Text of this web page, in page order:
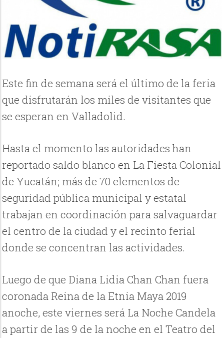
Este fin de semana será el último de la feria
que disfrutarán los miles de visitantes que
se esperan en Valladolid.
Hasta el momento las autoridades han
reportado saldo blanco en La Fiesta Colonial
de Yucatán; más de 70 elementos de
seguridad pública municipal y estatal
trabajan en coordinación para salvaguardar
el centro de la ciudad y el recinto ferial
donde se concentran las actividades.
Luego de que Diana Lidia Chan Chan fuera
coronada Reina de la Etnia Maya 2019
anoche, este viernes será La Noche Candela
a partir de las 9 de la noche en el Teatro del